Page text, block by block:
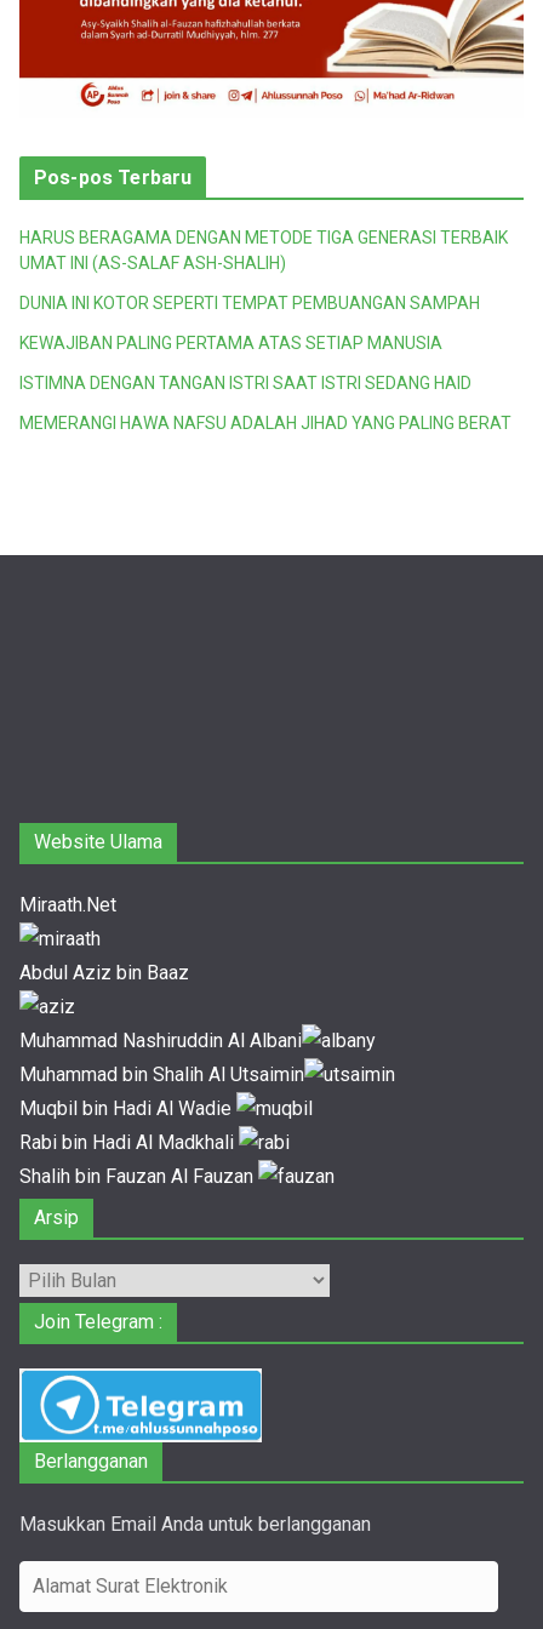
Pos-pos Terbaru
HARUS BERAGAMA DENGAN METODE TIGA GENERASI TERBAIK
UMAT INI (AS-SALAF ASH-SHALIH)
DUNIA INI KOTOR SEPERTI TEMPAT PEMBUANGAN SAMPAH
KEWAJIBAN PALING PERTAMA ATAS SETIAP MANUSIA
ISTIMNA DENGAN TANGAN ISTRI SAAT ISTRI SEDANG HAID
MEMERANGI HAWA NAFSU ADALAH JIHAD YANG PALING BERAT
Website Ulama
Miraath.Net
Abdul Aziz bin Baaz
Muhammad Nashiruddin Al Albani
Muhammad bin Shalih Al Utsaimin
Muqbil bin Hadi Al Wadie
Rabi bin Hadi Al Madkhali
Shalih bin Fauzan Al Fauzan
Arsip
Arsip
Join Telegram :
Berlangganan
Masukkan Email Anda untuk berlangganan
l